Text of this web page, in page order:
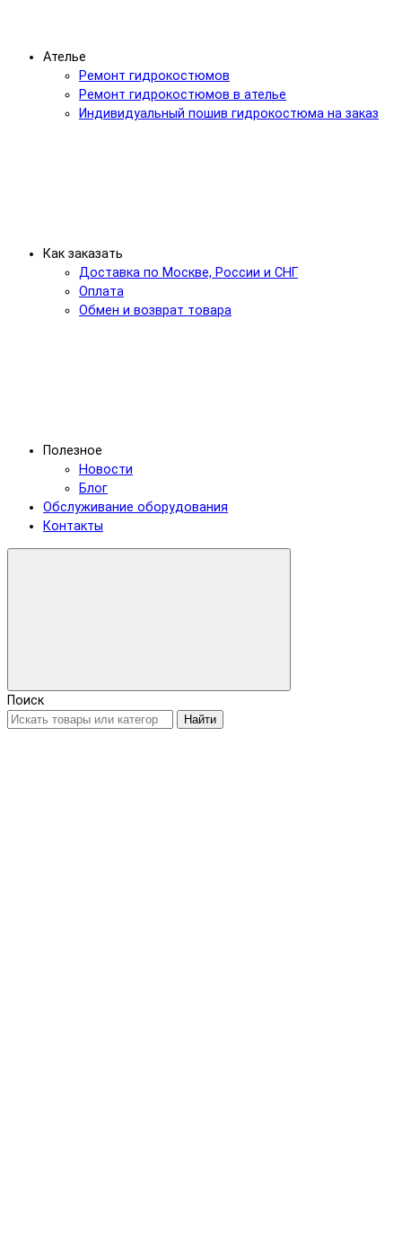
Ателье
Ремонт гидрокостюмов
Ремонт гидрокостюмов в ателье
Индивидуальный пошив гидрокостюма на заказ
Как заказать
Доставка по Москве, России и СНГ
Оплата
Обмен и возврат товара
Полезное
Новости
Блог
Обслуживание оборудования
Контакты
Поиск
Найти